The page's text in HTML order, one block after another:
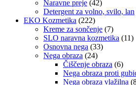
Naravne preje (42)
Detergent za volno, svilo, lan
EKO Kozmetika (222)
Kreme za sončenje (7)
SLO naravna kozmetika (11)
Osnovna nega (33)
Nega obraza (24)
Čiščenje obraza (6)
Nega obraza proti
Nega obraza vlažilna